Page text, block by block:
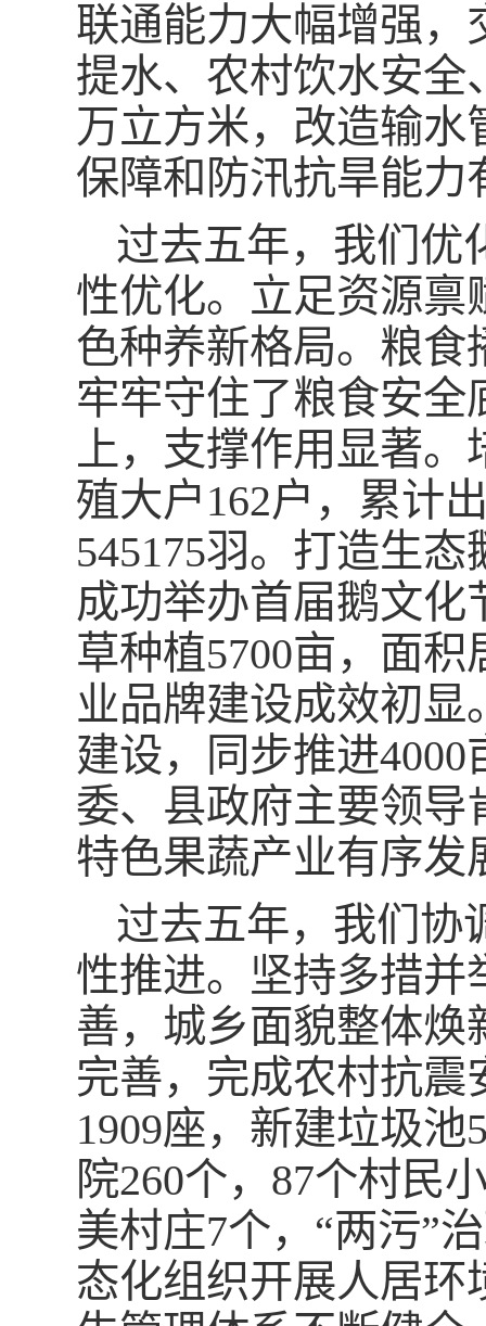
联通能力大幅增强，
提水、农村饮水安全
万立方米，改造输水
保障和防汛抗旱能力
过去五年，我们优
性优化。立足资源禀
色种养新格局。粮食
牢牢守住了粮食安全
上，支撑作用显著。
殖大户162户，累计
545175羽。打造生
成功举办首届鹅文
草种植5700亩，面
业品牌建设成效初显
建设，同步推进
委、县政府主要领导
特色果蔬产业有序发
过去五年，我们协
性推进。坚持多措并
善，城乡面貌整体
完善，完成农村抗震
1909座，新建垃圾
院260个，87个村民
美村庄7个，“两污”
态化组织开展人居